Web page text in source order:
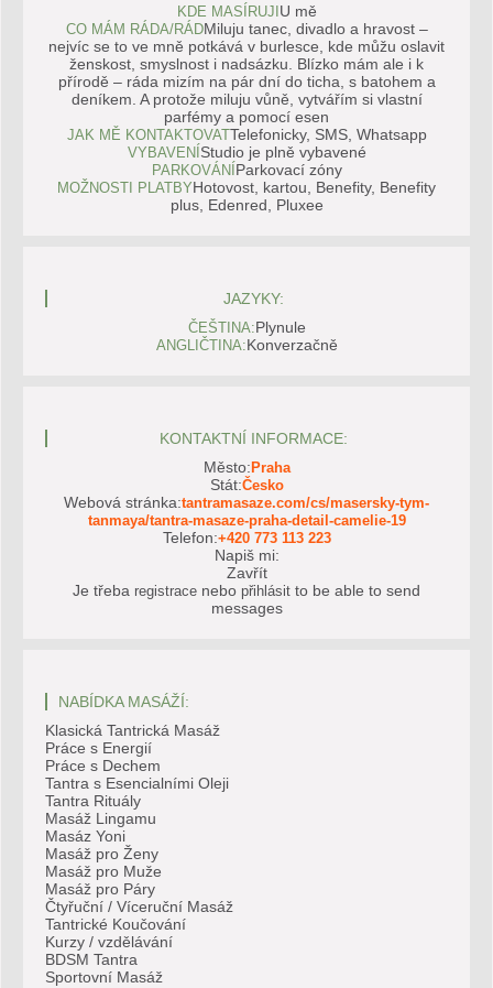
KDE MASÍRUJI U mě
CO MÁM RÁDA/RÁDMiluju tanec, divadlo a hravost –
nejvíc se to ve mně potkává v burlesce, kde můžu oslavit
ženskost, smyslnost i nadsázku. Blízko mám ale i k
přírodě – ráda mizím na pár dní do ticha, s batohem a
deníkem. A protože miluju vůně, vytvářím si vlastní
parfémy a pomocí esen
JAK MĚ KONTAKTOVATTelefonicky, SMS, Whatsapp
VYBAVENÍ Studio je plně vybavené
PARKOVÁNÍ Parkovací zóny
MOŽNOSTI PLATBYHotovost, kartou, Benefity, Benefity
plus, Edenred, Pluxee
JAZYKY:
ČEŠTINA:Plynule
ANGLIČTINA:Konverzačně
KONTAKTNÍ INFORMACE:
Město: Praha
Stát:Česko
Webová stránka:tantramasaze.com/cs/masersky-tym-
tanmaya/tantra-masaze-praha-detail-camelie-19
Telefon:+420 773 113 223
Napiš mi:
Zavřít
Je třeba registrace nebo přihlásit to be able to send
messages
NABÍDKA MASÁŽÍ:
Klasická Tantrická Masáž
Práce s Energií
Práce s Dechem
Tantra s Esencialními Oleji
Tantra Rituály
Masáž Lingamu
Masáz Yoni
Masáž pro Ženy
Masáž pro Muže
Masáž pro Páry
Čtyřuční / Víceruční Masáž
Tantrické Koučování
Kurzy / vzdělávání
BDSM Tantra
Sportovní Masáž